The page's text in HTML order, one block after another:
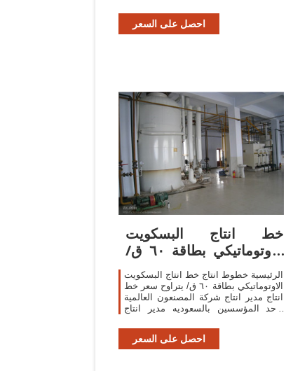
وSoutheast Asia، وDomestic Market.
احصل على السعر
خط انتاج البسكويت
الاوتوماتيكي بطاقة ٦٠ ق/
س - مشاريع صغيرة
الرئيسية خطوط انتاج خط انتاج البسكويت
الاوتوماتيكي بطاقة ٦٠ ق/ يتراوح سعر خط
انتاج مدير انتاج شركة المصنعون العالمية
واحد المؤسسين بالسعوديه مدير انتاج
احصل على السعر